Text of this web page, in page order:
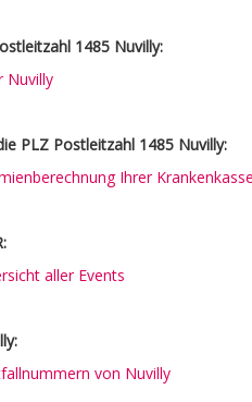
1485 Nuvilly:
Nuvilly
PLZ Postleitzahl 1485 Nuvilly:
Ihrer
aller Events
von Nuvilly